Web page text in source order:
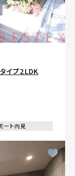
イプ2LDK
ート内見